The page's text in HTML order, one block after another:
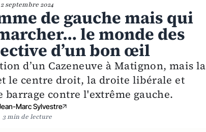
2 septembre 2024
de gauche mais qui
le monde des
d’un bon œil
d’un Cazeneuve à Matignon, mais la
le centre droit, la droite libérale et
contre l'extrême gauche.
Marc Sylvestre
3 min de lecture